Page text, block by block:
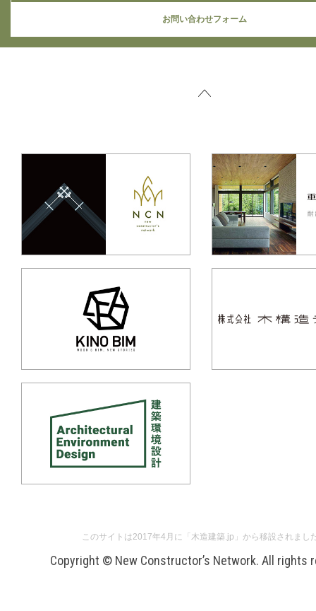
お問い合わせフォーム
このサイトは2017年4月に「木造建築.jp」から移設されまし
Copyright © New Constructor’s Network. All rights